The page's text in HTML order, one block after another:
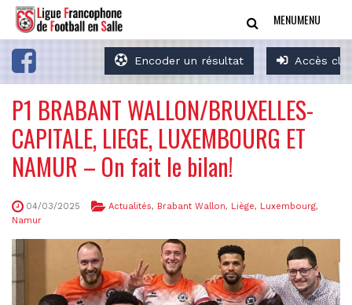
Encoder un résultat Accès
MENUMENU
P1 BRABANT WALLON/BRUXELLES-
CAPITALE, LIEGE, LUXEMBOURG ET
NAMUR – On fait le bilan!
04/03/2025 Actualités, Brabant Wallon, Liège, Luxembourg,
Namur